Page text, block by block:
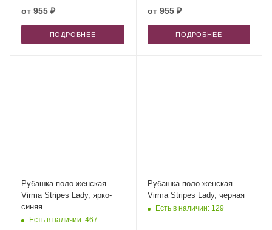
от 955 ₽
ПОДРОБНЕЕ
от 955 ₽
ПОДРОБНЕЕ
Рубашка поло женская
Virma Stripes Lady, ярко-
синяя
Есть в наличии: 467
Рубашка поло женская
Virma Stripes Lady, черная
Есть в наличии: 129